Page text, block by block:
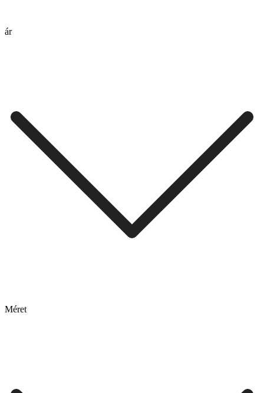
ár
Méret